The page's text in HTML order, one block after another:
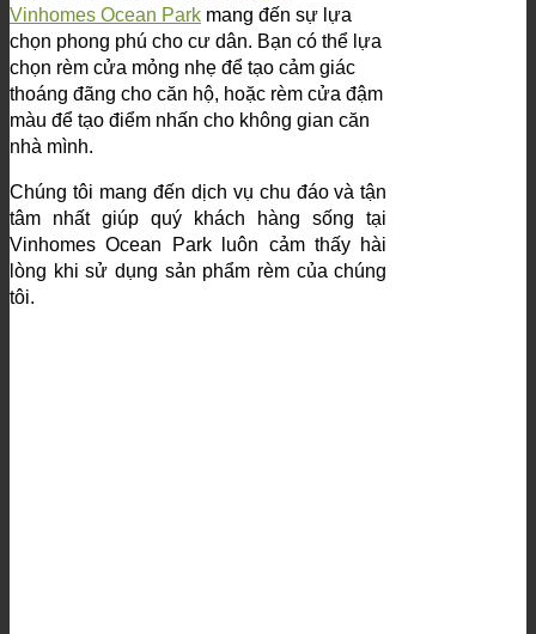
Vinhomes Ocean Park mang đến sự lựa
chọn phong phú cho cư dân. Bạn có thể lựa
chọn rèm cửa mỏng nhẹ để tạo cảm giác
thoáng đãng cho căn hộ, hoặc rèm cửa đậm
màu để tạo điểm nhấn cho không gian căn
nhà mình.
Chúng tôi mang đến dịch vụ chu đáo và tận
tâm nhất giúp quý khách hàng sống tại
Vinhomes Ocean Park luôn cảm thấy hài
lòng khi sử dụng sản phẩm rèm của chúng
tôi.